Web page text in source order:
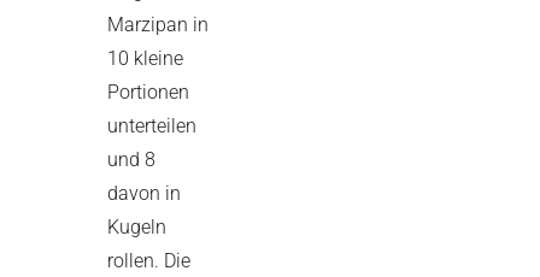
Marzipan in
10 kleine
Portionen
unterteilen
und 8
davon in
Kugeln
rollen. Die